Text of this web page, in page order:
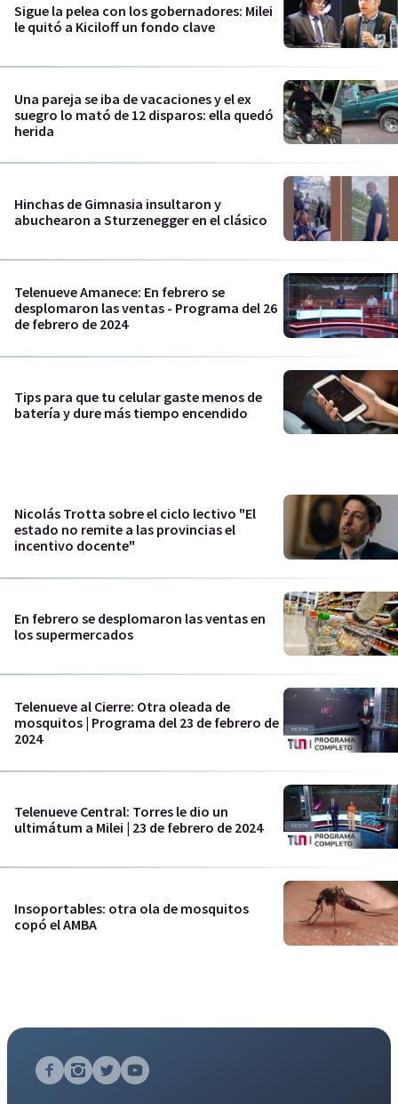
Sigue la pelea con los gobernadores: Milei
le quitó a Kiciloff un fondo clave
Una pareja se iba de vacaciones y el ex
suegro lo mató de 12 disparos: ella quedó
herida
Hinchas de Gimnasia insultaron y
abuchearon a Sturzenegger en el clásico
Telenueve Amanece: En febrero se
desplomaron las ventas - Programa del 26
de febrero de 2024
Tips para que tu celular gaste menos de
batería y dure más tiempo encendido
Nicolás Trotta sobre el ciclo lectivo "El
estado no remite a las provincias el
incentivo docente"
En febrero se desplomaron las ventas en
los supermercados
Telenueve al Cierre: Otra oleada de
mosquitos | Programa del 23 de febrero de
2024
Telenueve Central: Torres le dio un
ultimátum a Milei | 23 de febrero de 2024
Insoportables: otra ola de mosquitos
copó el AMBA